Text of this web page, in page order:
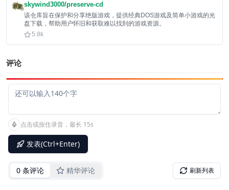
skywind3000/preserve-cd
该仓库旨在保护和分享绝版游戏，提供经典DOS游戏及简单小游戏的光
盘下载，帮助用户怀旧和获取难以找到的游戏资源。
5.8k
评论